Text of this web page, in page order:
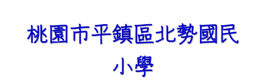
桃園市平鎮區北勢國民
小學